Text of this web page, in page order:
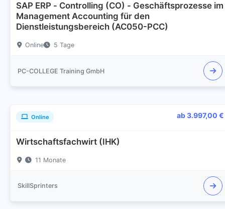
SAP ERP - Controlling (CO) - Geschäftsprozesse im
Management Accounting für den
Dienstleistungsbereich (AC050-PCC)
Online 5 Tage
PC-COLLEGE Training GmbH
Online ab 3.997,00 €
Wirtschaftsfachwirt (IHK)
11 Monate
SkillSprinters